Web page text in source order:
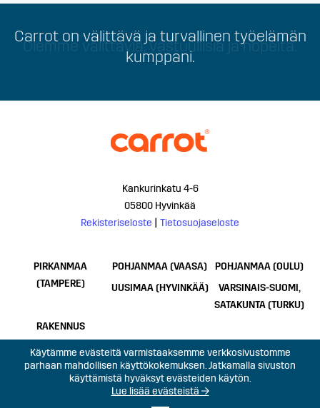
Carrot on välittävä ja turvallinen työelämän
kumppani.
Olemme välittäviä, vastuullisia ja nopeita.
Kankurinkatu 4-6
05800 Hyvinkää
Rekisteriseloste
Tietosuojaseloste
PIRKANMAA
(TAMPERE)
POHJANMAA (VAASA)
POHJANMAA (OULU)
UUSIMAA (HYVINKÄÄ)
VARSINAIS-SUOMI,
SATAKUNTA (TURKU)
RAKENNUS
Käytämme evästeitä varmistaaksemme verkkosivustomme
parhaan mahdollisen käyttökokemuksen. Jatkamalla sivuston
käyttämistä hyväksyt evästeiden käytön.
Lue lisää evästeistä →